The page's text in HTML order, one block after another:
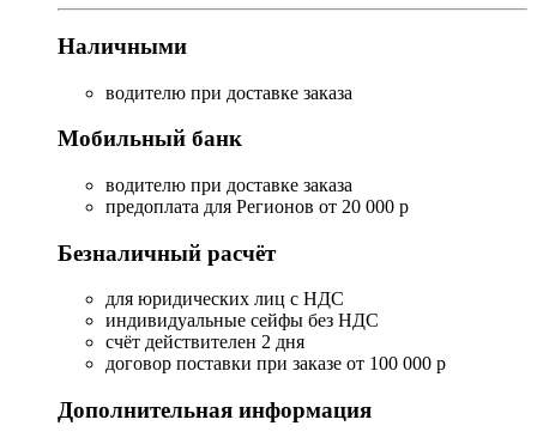
Наличными
водителю при доставке заказа
Мобильный банк
водителю при доставке заказа
предоплата для Регионов от 20 000 р
Безналичный расчёт
для юридических лиц с НДС
индивидуальные сейфы без НДС
счёт действителен 2 дня
договор поставки при заказе от 100 000 р
Дополнительная информация